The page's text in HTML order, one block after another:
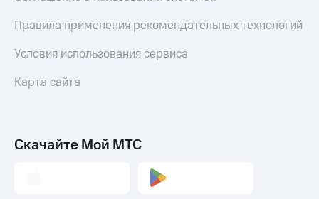
Правила применения рекомендательных технологий
Условия использования сервиса
Карта сайта
Скачайте Мой МТС